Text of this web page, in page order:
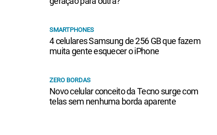
SMARTPHONES
4 celulares Samsung de 256 GB que fazem
muita gente esquecer o iPhone
ZERO BORDAS
Novo celular conceito da Tecno surge com
telas sem nenhuma borda aparente